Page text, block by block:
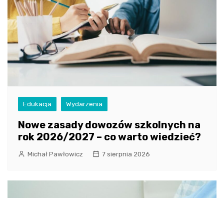
Edukacja Wydarzenia
Nowe zasady dowozów szkolnych na
rok 2026/2027 – co warto wiedzieć?
Michał Pawłowicz 7 sierpnia 2026